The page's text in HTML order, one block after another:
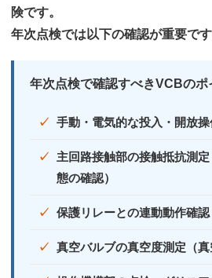
険です。
年次点検では以下の確認が重要です
年次点検で確認すべきVCBのポ
手動・電気的な投入・開放
主回路接触部の接触抵抗測
態の確認）
保護リレーとの連動動作確認
真空バルブの真空度測定（真